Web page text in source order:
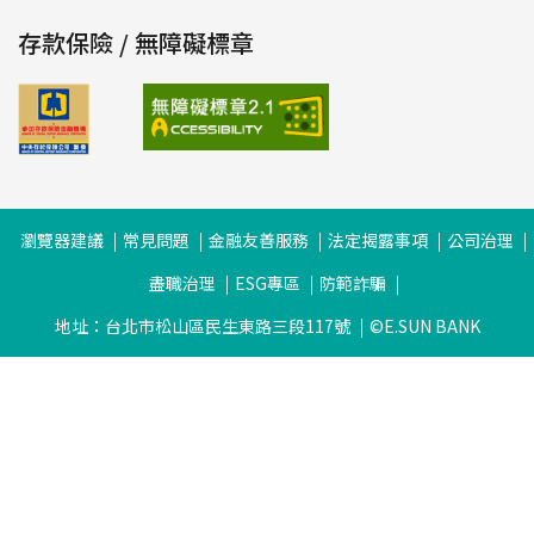
存款保險 / 無障礙標章
瀏覽器建議 常見問題 金融友善服務 法定揭露事項
公司治理
盡職治理
ESG專區
防範詐騙
地址：台北市松山區民生東路三段117號
©E.SUN BANK